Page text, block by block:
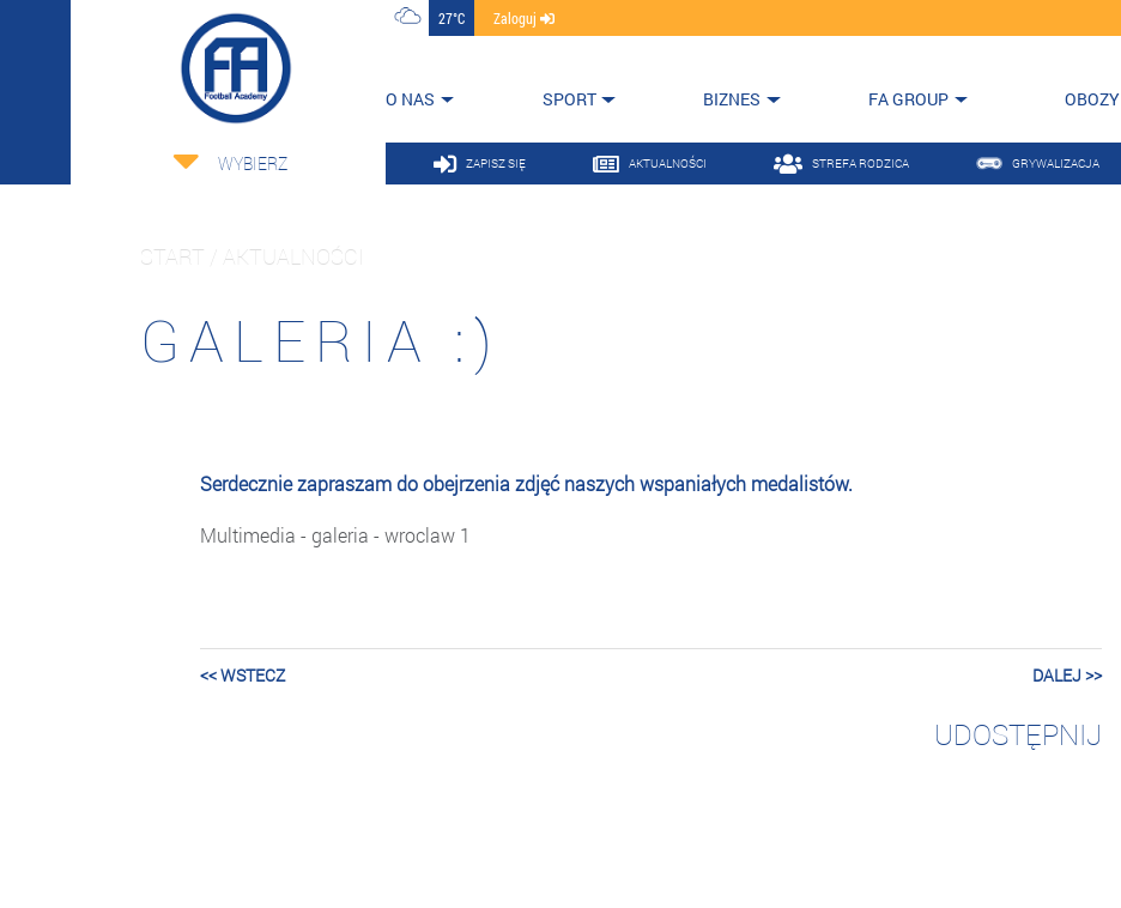
27°C Zaloguj
O NAS SPORT BIZNES FA GROUP OBOZY
WYBIERZ ZAPISZ SIĘ AKTUALNOŚCI STREFA RODZICA GRYWALIZACJA
START / AKTUALNOŚCI
GALERIA :)
Serdecznie zapraszam do obejrzenia zdjęć naszych wspaniałych medalistów.
Multimedia - galeria - wroclaw 1
<< WSTECZ DALEJ >>
UDOSTĘPNIJ